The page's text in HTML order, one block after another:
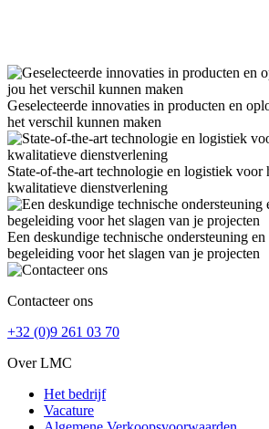
Geselecteerde innovaties in producten en
het verschil kunnen maken
State-of-the-art technologie en logistiek voor
kwalitatieve dienstverlening
Een deskundige technische ondersteuning
begeleiding voor het slagen van je projecten
Contacteer ons
+32 (0)9 261 03 70
Over LMC
Het bedrijf
Vacature